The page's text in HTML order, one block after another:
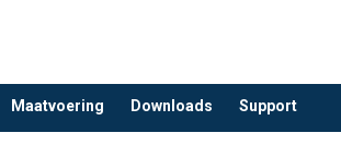
Maatvoering Downloads Support